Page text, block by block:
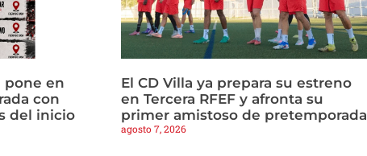
pone en
con
del inicio
El CD Villa ya prepara su estreno
en Tercera RFEF y afronta su
primer amistoso de pretemporada
agosto 7, 2026